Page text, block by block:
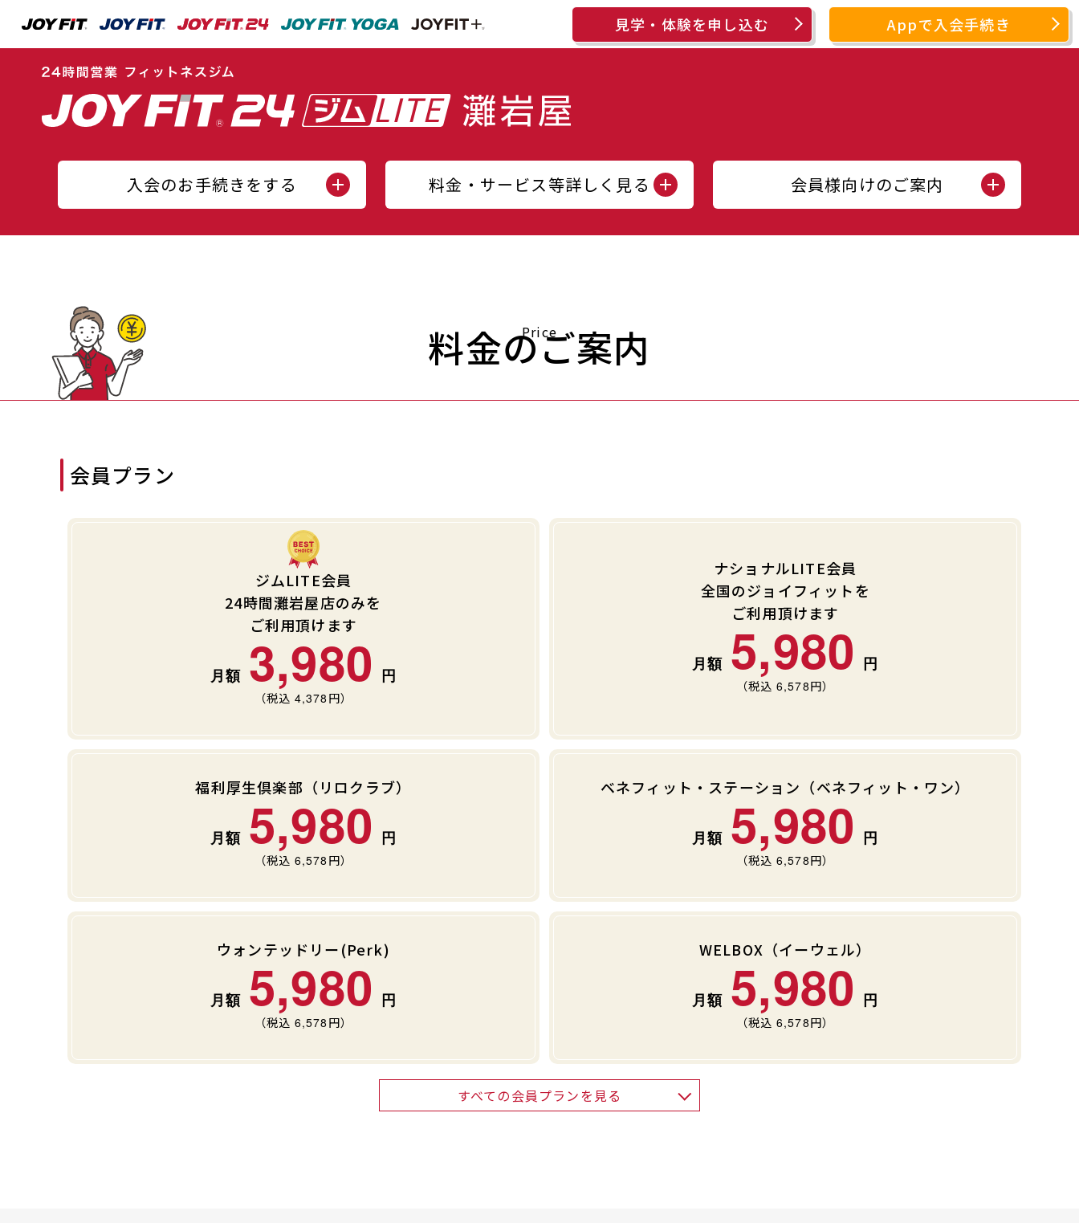
見学・体験を申し込む Appで入会手続き
入会のお手続きをする 料金・サービス等詳しく見る 会員様向けのご案内
Price
料金のご案内
会員プラン
ジムLITE会員
24時間灘岩屋店のみを
ご利用頂けます
3,980
（税込 4,378 円）
ナショナルLITE会員
全国のジョイフィットを
ご利用頂けます
5,980
（税込 6,578円）
福利厚生倶楽部（リロクラブ）
5,980
（税込 6,578 円）
ベネフィット・ステーション（ベネフィット・ワン）
5,980
（税込 6,578円）
ウォンテッドリー(Perk)
5,980
（税込 6,578 円）
WELBOX（イーウェル）
5,980
（税込 6,578円）
すべての会員プランを見る